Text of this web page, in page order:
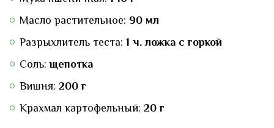
Масло растительное: 90 мл
Разрыхлитель теста: 1 ч. ложка с горкой
Соль:щепотка
Вишня: 200 г
Крахмал картофельный: 20 г